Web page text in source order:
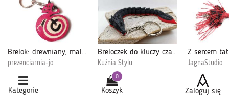
Brelok: drewniany, malowany Kotek -różowy +
prezenciarnia-jo
31,00 zł
Breloczek do kluczy czarny smok prezent mikołajki
Kuźnia Stylu
15,00 zł
JagnaStudio
44,00 zł
Kategorie Koszyk Zaloguj się